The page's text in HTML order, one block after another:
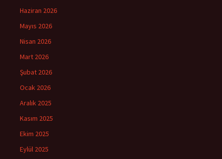
Haziran 2026
Mayıs 2026
Nisan 2026
Mart 2026
Şubat 2026
Ocak 2026
Aralık 2025
Kasım 2025
Ekim 2025
Eylül 2025